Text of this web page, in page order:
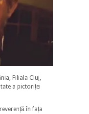
Filiala Cluj,
a pictoriței
în fața